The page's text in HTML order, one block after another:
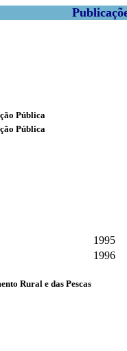
Pública
Pública
1995
1996
Rural e das Pescas